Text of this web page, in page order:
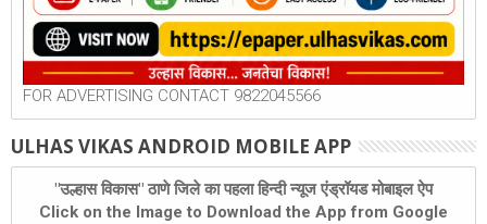
FOR ADVERTISING CONTACT 9822045566
ULHAS VIKAS ANDROID MOBILE APP
"उल्हास विकास" ठाणे जिले का पहला हिन्दी न्यूज एंड्रॉयड मोबाइल ऐप
Click on the Image to Download the App from Google